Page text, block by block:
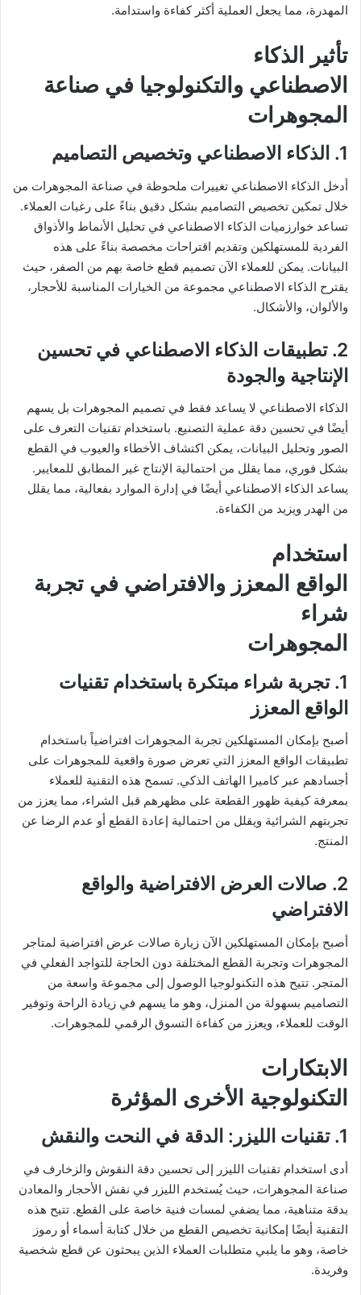
المهدرة، مما يجعل العملية أكثر كفاءة واستدامة.
تأثير الذكاء
الاصطناعي والتكنولوجيا في صناعة
المجوهرات
1. الذكاء الاصطناعي وتخصيص التصاميم
أدخل الذكاء الاصطناعي تغييرات ملحوظة في صناعة المجوهرات من
خلال تمكين تخصيص التصاميم بشكل دقيق بناءً على رغبات العملاء.
تساعد خوارزميات الذكاء الاصطناعي في تحليل الأنماط والأذواق
الفردية للمستهلكين وتقديم اقتراحات مخصصة بناءً على هذه
البيانات. يمكن للعملاء الآن تصميم قطع خاصة بهم من الصفر، حيث
يقترح الذكاء الاصطناعي مجموعة من الخيارات المناسبة للأحجار،
والألوان، والأشكال.
2. تطبيقات الذكاء الاصطناعي في تحسين
الإنتاجية والجودة
الذكاء الاصطناعي لا يساعد فقط في تصميم المجوهرات بل يسهم
أيضًا في تحسين دقة عملية التصنيع. باستخدام تقنيات التعرف على
الصور وتحليل البيانات، يمكن اكتشاف الأخطاء والعيوب في القطع
بشكل فوري، مما يقلل من احتمالية الإنتاج غير المطابق للمعايير.
يساعد الذكاء الاصطناعي أيضًا في إدارة الموارد بفعالية، مما يقلل
من الهدر ويزيد من الكفاءة.
استخدام
الواقع المعزز والافتراضي في تجربة
شراء
المجوهرات
1. تجربة شراء مبتكرة باستخدام تقنيات
الواقع المعزز
أصبح بإمكان المستهلكين تجربة المجوهرات افتراضياً باستخدام
تطبيقات الواقع المعزز التي تعرض صورة واقعية للمجوهرات على
أجسادهم عبر كاميرا الهاتف الذكي. تسمح هذه التقنية للعملاء
بمعرفة كيفية ظهور القطعة على مظهرهم قبل الشراء، مما يعزز من
تجربتهم الشرائية ويقلل من احتمالية إعادة القطع أو عدم الرضا عن
المنتج.
2. صالات العرض الافتراضية والواقع
الافتراضي
أصبح بإمكان المستهلكين الآن زيارة صالات عرض افتراضية لمتاجر
المجوهرات وتجربة القطع المختلفة دون الحاجة للتواجد الفعلي في
المتجر. تتيح هذه التكنولوجيا الوصول إلى مجموعة واسعة من
التصاميم بسهولة من المنزل، وهو ما يسهم في زيادة الراحة وتوفير
الوقت للعملاء، ويعزز من كفاءة التسوق الرقمي للمجوهرات.
الابتكارات
التكنولوجية الأخرى المؤثرة
1. تقنيات الليزر: الدقة في النحت والنقش
أدى استخدام تقنيات الليزر إلى تحسين دقة النقوش والزخارف في
صناعة المجوهرات، حيث يُستخدم الليزر في نقش الأحجار والمعادن
بدقة متناهية، مما يضفي لمسات فنية خاصة على القطع. تتيح هذه
التقنية أيضًا إمكانية تخصيص القطع من خلال كتابة أسماء أو رموز
خاصة، وهو ما يلبي متطلبات العملاء الذين يبحثون عن قطع شخصية
وفريدة.